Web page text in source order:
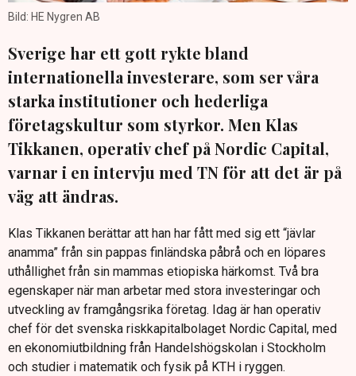
Bild: HE Nygren AB
Sverige har ett gott rykte bland
internationella investerare, som ser våra
starka institutioner och hederliga
företagskultur som styrkor. Men Klas
Tikkanen, operativ chef på Nordic Capital,
varnar i en intervju med TN för att det är på
väg att ändras.
Klas Tikkanen berättar att han har fått med sig ett “jävlar
anamma” från sin pappas finländska påbrå och en löpares
uthållighet från sin mammas etiopiska härkomst. Två bra
egenskaper när man arbetar med stora investeringar och
utveckling av framgångsrika företag. Idag är han operativ
chef för det svenska riskkapitalbolaget Nordic Capital, med
en ekonomiutbildning från Handelshögskolan i Stockholm
och studier i matematik och fysik på KTH i ryggen.